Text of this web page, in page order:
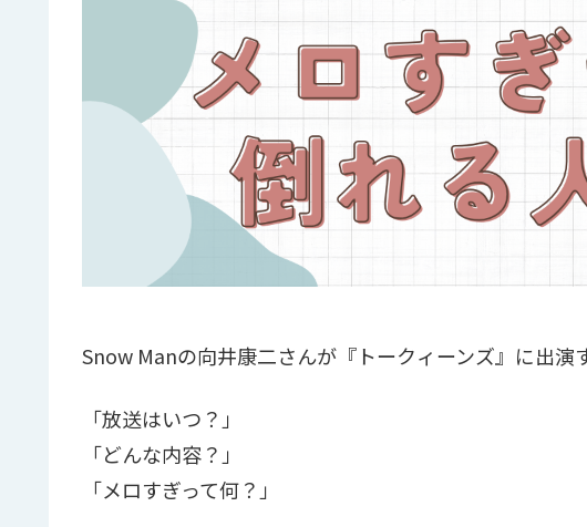
Snow Manの向井康二さんが『トークィーンズ』に出演
「放送はいつ？」
「どんな内容？」
「メロすぎって何？」